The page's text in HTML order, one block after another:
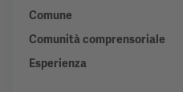
Comune
Comunità comprensoriale
Esperienza